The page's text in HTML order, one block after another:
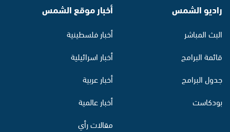
راديو الشمس
البث المباشر
قائمة البرامج
جدول البرامج
بودكاست
أخبار موقع الشمس
أخبار فلسطينية
أخبار اسرائيلية
أخبار عربية
أخبار عالمية
مقالات رأي